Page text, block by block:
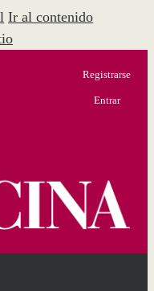
Ir al contenido
Registrarse
Entrar